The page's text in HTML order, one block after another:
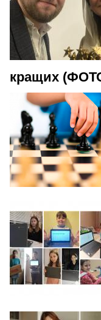
кращих